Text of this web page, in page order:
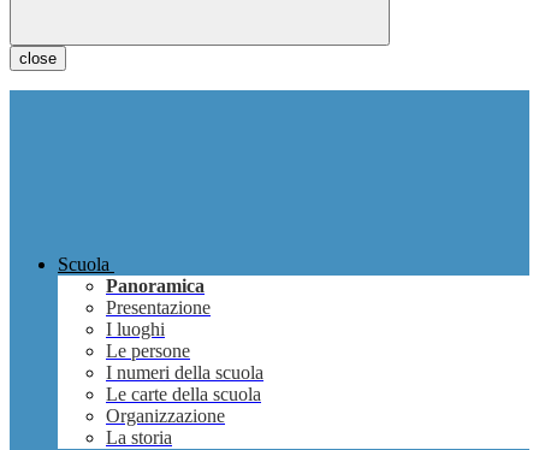
close
Scuola
Panoramica
Presentazione
I luoghi
Le persone
I numeri della scuola
Le carte della scuola
Organizzazione
La storia